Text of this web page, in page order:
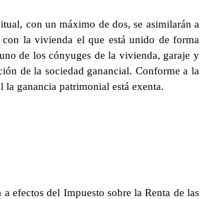
con un máximo de dos, se asimilarán a
con la vivienda el que está unido de forma
de los cónyuges de la vivienda, garaje y
de la sociedad ganancial. Conforme a la
ganancia patrimonial está exenta.
efectos del Impuesto sobre la Renta de las